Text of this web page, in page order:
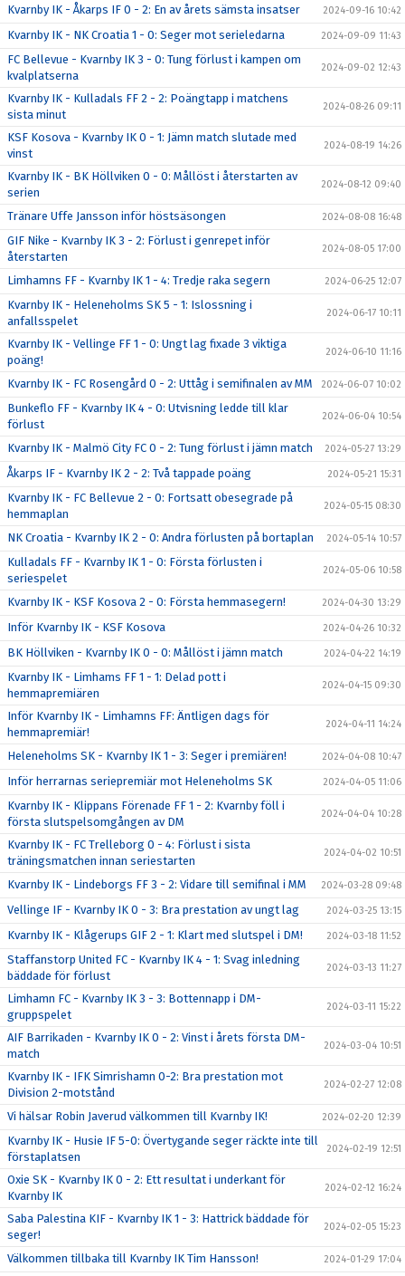
Kvarnby IK - Åkarps IF 0 - 2: En av årets sämsta insatser 2024-09-16 10:42
Kvarnby IK - NK Croatia 1 - 0: Seger mot serieledarna 2024-09-09 11:43
FC Bellevue - Kvarnby IK 3 - 0: Tung förlust i kampen om
kvalplatserna
2024-09-02 12:43
Kvarnby IK - Kulladals FF 2 - 2: Poängtapp i matchens
sista minut
2024-08-26 09:11
KSF Kosova - Kvarnby IK 0 - 1: Jämn match slutade med
vinst
2024-08-19 14:26
Kvarnby IK - BK Höllviken 0 - 0: Mållöst i återstarten av
serien
2024-08-12 09:40
Tränare Uffe Jansson inför höstsäsongen 2024-08-08 16:48
GIF Nike - Kvarnby IK 3 - 2: Förlust i genrepet inför
återstarten
2024-08-05 17:00
Limhamns FF - Kvarnby IK 1 - 4: Tredje raka segern 2024-06-25 12:07
Kvarnby IK - Heleneholms SK 5 - 1: Islossning i
anfallsspelet
2024-06-17 10:11
Kvarnby IK - Vellinge FF 1 - 0: Ungt lag fixade 3 viktiga
poäng!
2024-06-10 11:16
Kvarnby IK - FC Rosengård 0 - 2: Uttåg i semifinalen av MM 2024-06-07 10:02
Bunkeflo FF - Kvarnby IK 4 - 0: Utvisning ledde till klar
förlust
2024-06-04 10:54
Kvarnby IK - Malmö City FC 0 - 2: Tung förlust i jämn match 2024-05-27 13:29
Åkarps IF - Kvarnby IK 2 - 2: Två tappade poäng 2024-05-21 15:31
Kvarnby IK - FC Bellevue 2 - 0: Fortsatt obesegrade på
hemmaplan
2024-05-15 08:30
NK Croatia - Kvarnby IK 2 - 0: Andra förlusten på bortaplan 2024-05-14 10:57
Kulladals FF - Kvarnby IK 1 - 0: Första förlusten i
seriespelet
2024-05-06 10:58
Kvarnby IK - KSF Kosova 2 - 0: Första hemmasegern! 2024-04-30 13:29
Inför Kvarnby IK - KSF Kosova 2024-04-26 10:32
BK Höllviken - Kvarnby IK 0 - 0: Mållöst i jämn match 2024-04-22 14:19
Kvarnby IK - Limhams FF 1 - 1: Delad pott i
hemmapremiären
2024-04-15 09:30
Inför Kvarnby IK - Limhamns FF: Äntligen dags för
hemmapremiär!
2024-04-11 14:24
Heleneholms SK - Kvarnby IK 1 - 3: Seger i premiären! 2024-04-08 10:47
Inför herrarnas seriepremiär mot Heleneholms SK 2024-04-05 11:06
Kvarnby IK - Klippans Förenade FF 1 - 2: Kvarnby föll i
första slutspelsomgången av DM
2024-04-04 10:28
Kvarnby IK - FC Trelleborg 0 - 4: Förlust i sista
träningsmatchen innan seriestarten
2024-04-02 10:51
Kvarnby IK - Lindeborgs FF 3 - 2: Vidare till semifinal i MM 2024-03-28 09:48
Vellinge IF - Kvarnby IK 0 - 3: Bra prestation av ungt lag 2024-03-25 13:15
Kvarnby IK - Klågerups GIF 2 - 1: Klart med slutspel i DM! 2024-03-18 11:52
Staffanstorp United FC - Kvarnby IK 4 - 1: Svag inledning
bäddade för förlust
2024-03-13 11:27
Limhamn FC - Kvarnby IK 3 - 3: Bottennapp i DM-
gruppspelet
2024-03-11 15:22
AIF Barrikaden - Kvarnby IK 0 - 2: Vinst i årets första DM-
match
2024-03-04 10:51
Kvarnby IK - IFK Simrishamn 0-2: Bra prestation mot
Division 2-motstånd
2024-02-27 12:08
Vi hälsar Robin Javerud välkommen till Kvarnby IK! 2024-02-20 12:39
Kvarnby IK - Husie IF 5-0: Övertygande seger räckte inte till
förstaplatsen
2024-02-19 12:51
Oxie SK - Kvarnby IK 0 - 2: Ett resultat i underkant för
Kvarnby IK
2024-02-12 16:24
Saba Palestina KIF - Kvarnby IK 1 - 3: Hattrick bäddade för
seger!
2024-02-05 15:23
Välkommen tillbaka till Kvarnby IK Tim Hansson! 2024-01-29 17:04